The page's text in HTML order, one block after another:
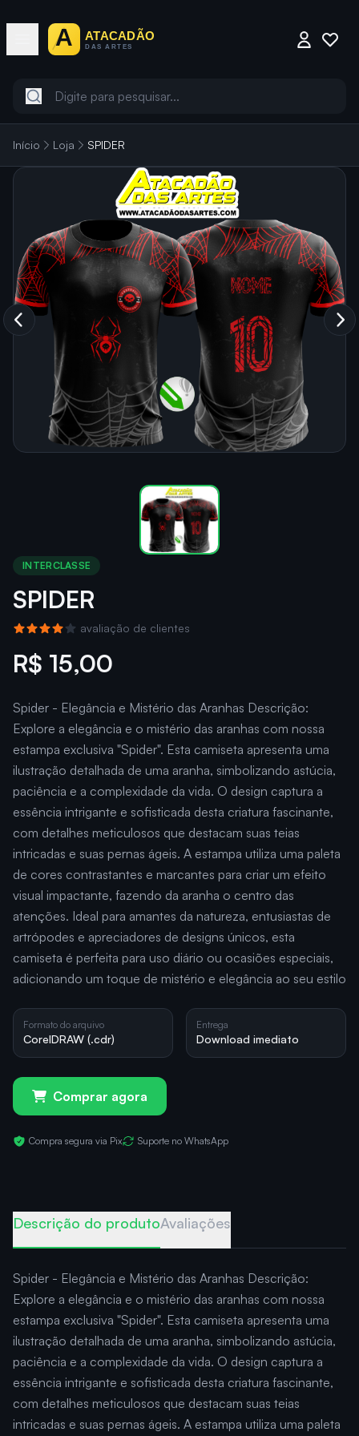
Início Loja SPIDER
INTERCLASSE
SPIDER
avaliação de clientes
R$ 15,00
Spider - Elegância e Mistério das Aranhas Descrição:
Explore a elegância e o mistério das aranhas com nossa
estampa exclusiva "Spider". Esta camiseta apresenta uma
ilustração detalhada de uma aranha, simbolizando astúcia,
paciência e a complexidade da vida. O design captura a
essência intrigante e sofisticada desta criatura fascinante,
com detalhes meticulosos que destacam suas teias
intricadas e suas pernas ágeis. A estampa utiliza uma paleta
de cores contrastantes e marcantes para criar um efeito
visual impactante, fazendo da aranha o centro das
atenções. Ideal para amantes da natureza, entusiastas de
artrópodes e apreciadores de designs únicos, esta
camiseta é perfeita para uso diário ou ocasiões especiais,
adicionando um toque de mistério e elegância ao seu estilo
Formato do arquivo
CorelDRAW (.cdr)
Entrega
Download imediato
Comprar agora
Compra segura via Pix Suporte no WhatsApp
Descrição do produtoAvaliações
Spider - Elegância e Mistério das Aranhas Descrição:
Explore a elegância e o mistério das aranhas com nossa
estampa exclusiva "Spider". Esta camiseta apresenta uma
ilustração detalhada de uma aranha, simbolizando astúcia,
paciência e a complexidade da vida. O design captura a
essência intrigante e sofisticada desta criatura fascinante,
com detalhes meticulosos que destacam suas teias
intricadas e suas pernas ágeis. A estampa utiliza uma paleta